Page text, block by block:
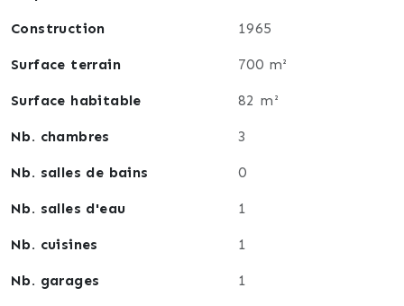
Construction 1965
Surface terrain 700 m²
Surface habitable 82 m²
Nb. chambres 3
Nb. salles de bains 0
Nb. salles d'eau 1
Nb. cuisines 1
Nb. garages 1